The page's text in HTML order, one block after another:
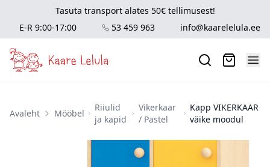
Tasuta transport alates 50€ tellimusest!
E-R 9:00-17:00
53 459 963 info@kaarelelula.ee
Avaleht Mööbel
Riiulid
ja kapid
Vikerkaar
/ Pastel
Kapp VIKERKAAR
väike moodul